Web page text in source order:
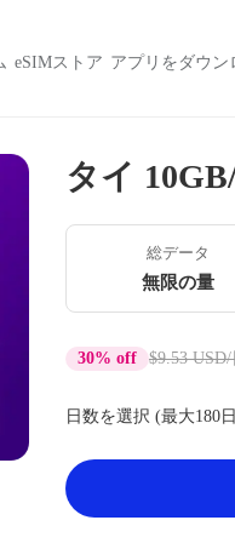
eSIMストア アプリをダウン
タイ
総データ
無限の量
30% off $9.53 USD/
日数を選択 (最大180